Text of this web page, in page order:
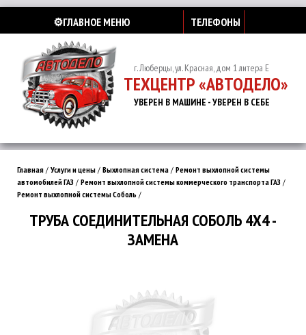
⚙️ГЛАВНОЕ МЕНЮ ТЕЛЕФОНЫ
г. Люберцы, ул. Красная, дом 1 литера Е
ТЕХЦЕНТР «АВТОДЕЛО»
УВЕРЕН В МАШИНЕ - УВЕРЕН В СЕБЕ
Главная / Услуги и цены / Выхлопная система / Ремонт выхлопной системы
автомобилей ГАЗ / Ремонт выхлопной системы коммерческого транспорта ГАЗ /
Ремонт выхлопной системы Соболь /
ТРУБА СОЕДИНИТЕЛЬНАЯ СОБОЛЬ 4Х4 -
ЗАМЕНА